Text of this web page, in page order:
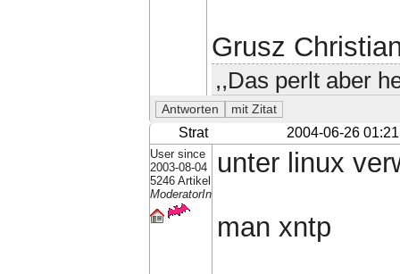
Grusz
,,Das perlt aber
Strat 2004-06-26 01:21
User since
2003-08-04
5246 Artikel
ModeratorIn
unter linux
man xntp